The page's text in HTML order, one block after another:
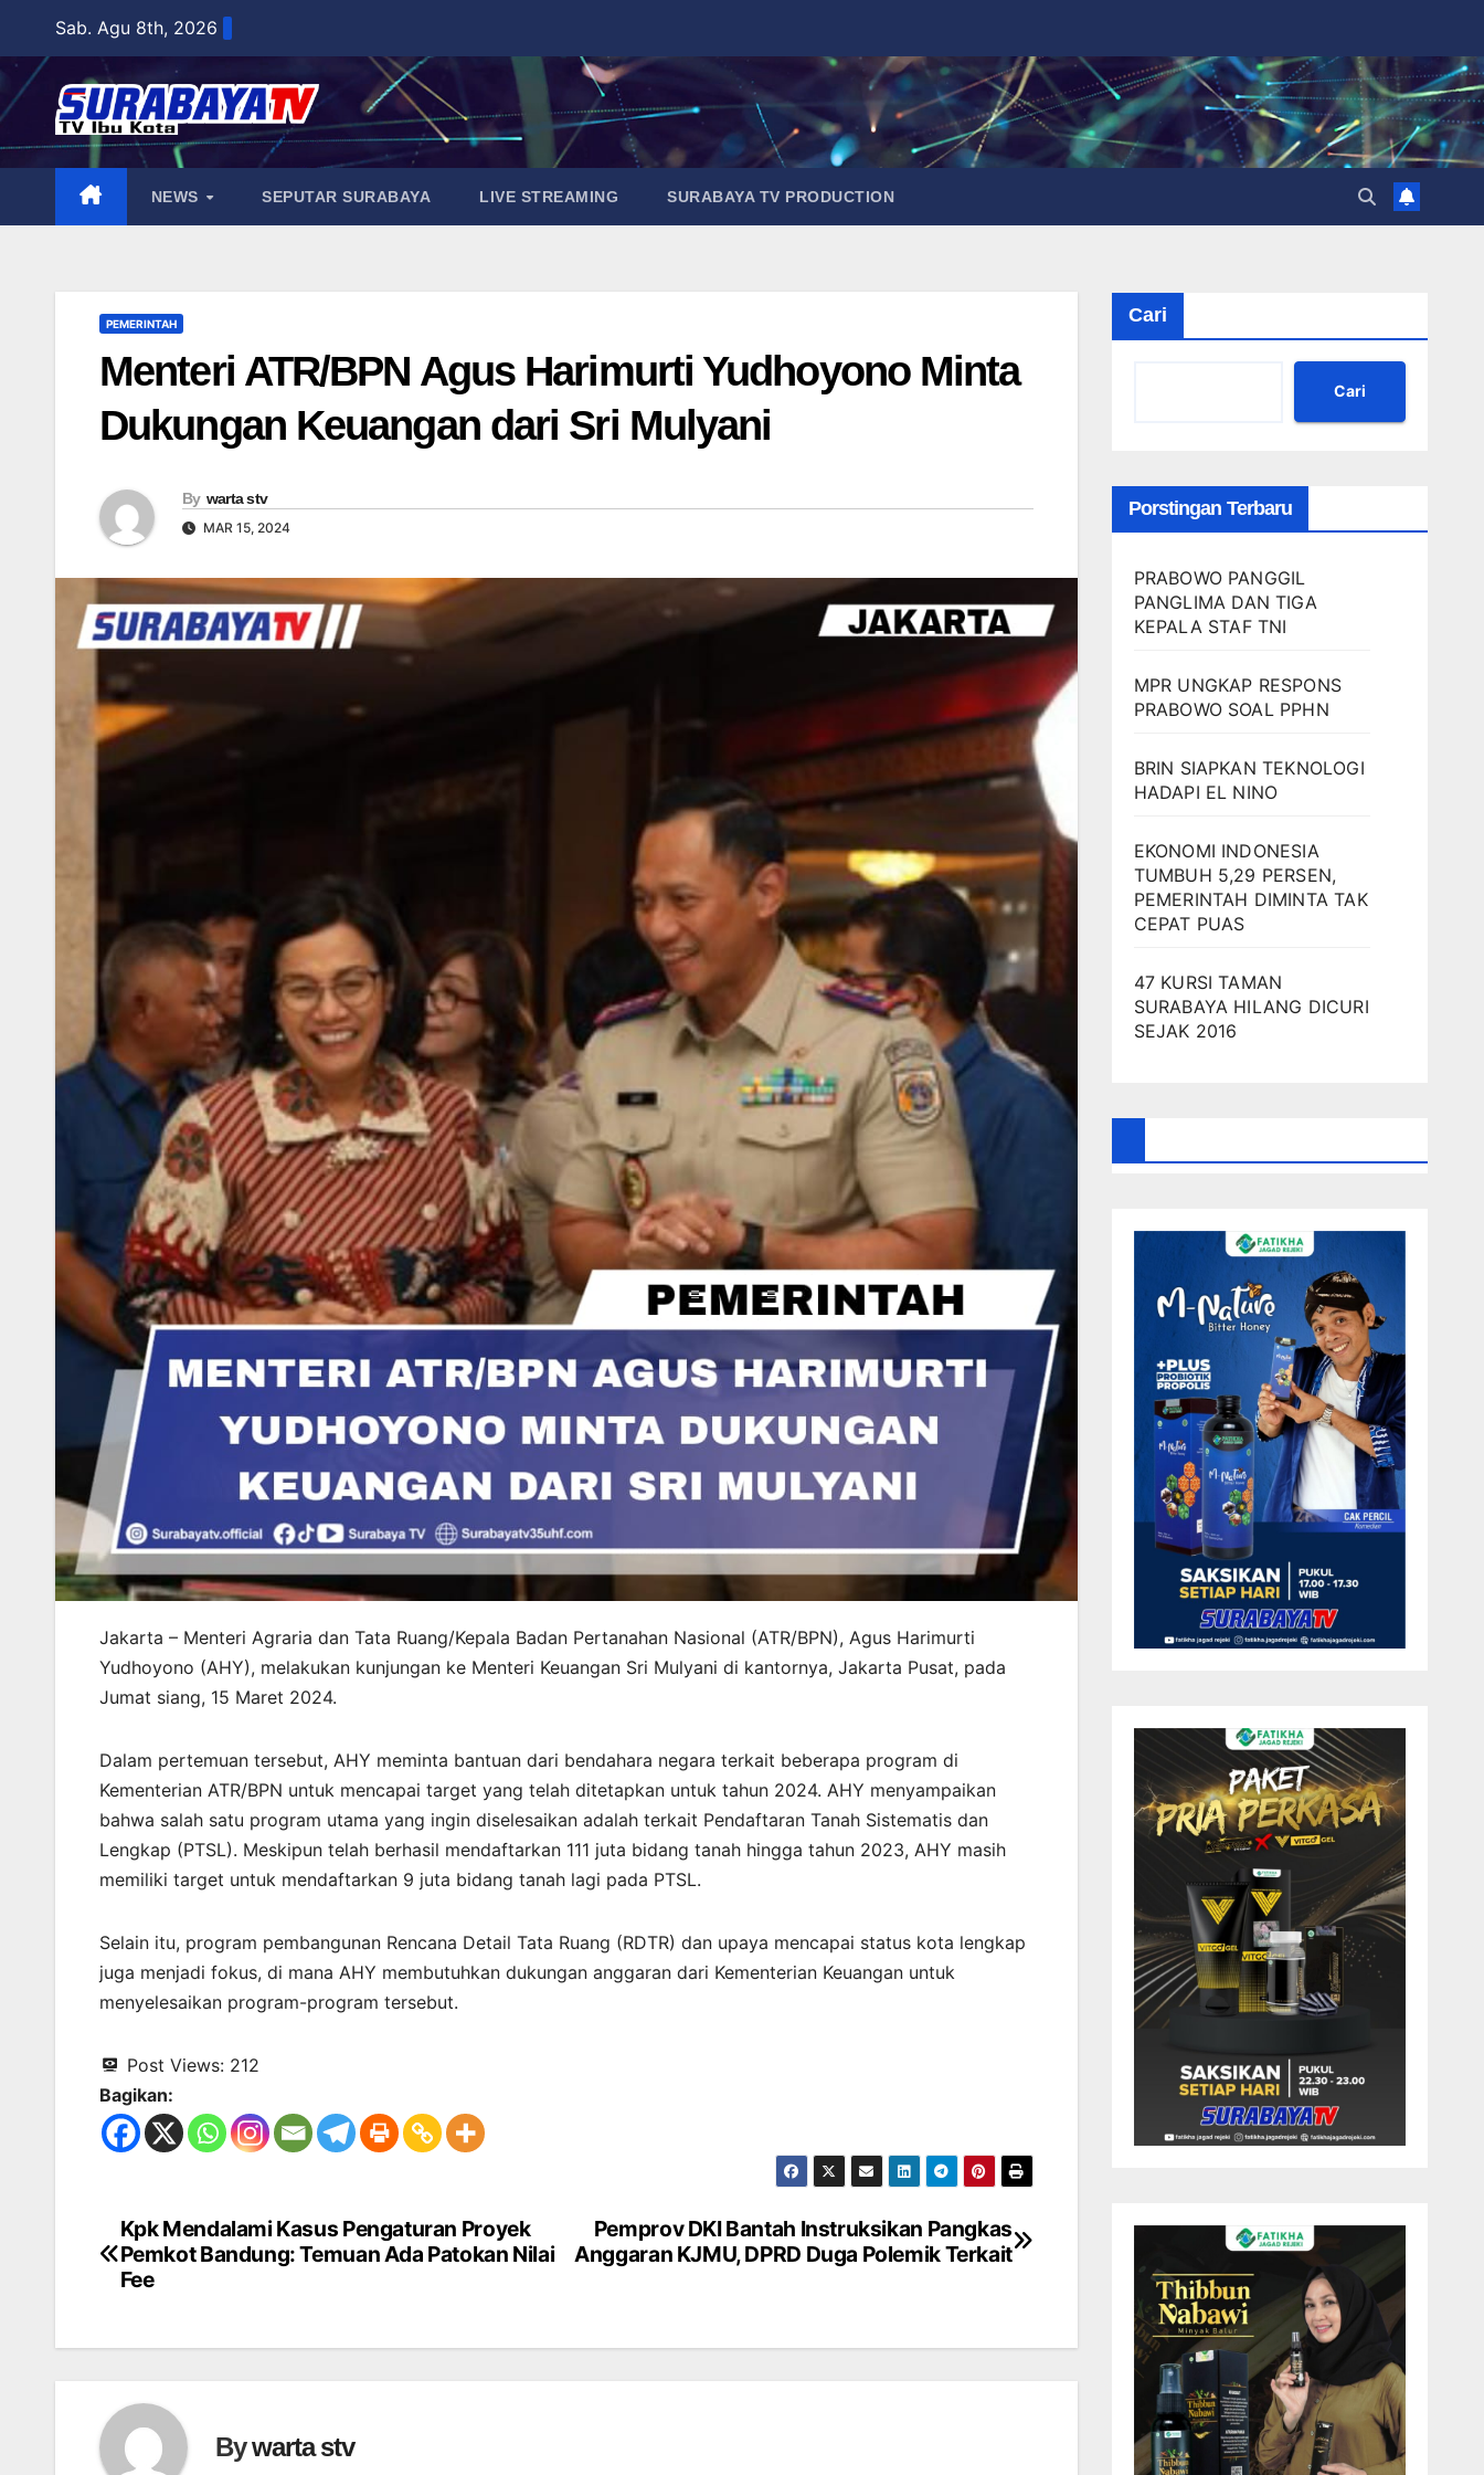
content
Sab. Agu 8th, 2026
NEWS SEPUTAR SURABAYA LIVE STREAMING SURABAYA TV PRODUCTION
PEMERINTAH
Menteri ATR/BPN Agus Harimurti Yudhoyono Minta
Dukungan Keuangan dari Sri Mulyani
By warta stv
MAR 15, 2024
Jakarta – Menteri Agraria dan Tata Ruang/Kepala Badan Pertanahan Nasional (ATR/BPN), Agus Harimurti
Yudhoyono (AHY), melakukan kunjungan ke Menteri Keuangan Sri Mulyani di kantornya, Jakarta Pusat, pada
Jumat siang, 15 Maret 2024.
Dalam pertemuan tersebut, AHY meminta bantuan dari bendahara negara terkait beberapa program di
Kementerian ATR/BPN untuk mencapai target yang telah ditetapkan untuk tahun 2024. AHY menyampaikan
bahwa salah satu program utama yang ingin diselesaikan adalah terkait Pendaftaran Tanah Sistematis dan
Lengkap (PTSL). Meskipun telah berhasil mendaftarkan 111 juta bidang tanah hingga tahun 2023, AHY masih
memiliki target untuk mendaftarkan 9 juta bidang tanah lagi pada PTSL.
Selain itu, program pembangunan Rencana Detail Tata Ruang (RDTR) dan upaya mencapai status kota lengkap
juga menjadi fokus, di mana AHY membutuhkan dukungan anggaran dari Kementerian Keuangan untuk
menyelesaikan program-program tersebut.
Post Views: 212
Bagikan:
Navigasi
pos
Pemprov DKI Bantah Instruksikan Pangkas
Anggaran KJMU, DPRD Duga Polemik Terkait
Kpk Mendalami Kasus Pengaturan Proyek
Pemkot Bandung: Temuan Ada Patokan Nilai
Fee
Bywarta stv
Cari
Cari
Porstingan Terbaru
PRABOWO PANGGIL
PANGLIMA DAN TIGA
KEPALA STAF TNI
MPR UNGKAP RESPONS
PRABOWO SOAL PPHN
BRIN SIAPKAN TEKNOLOGI
HADAPI EL NINO
EKONOMI INDONESIA
TUMBUH 5,29 PERSEN,
PEMERINTAH DIMINTA TAK
CEPAT PUAS
47 KURSI TAMAN
SURABAYA HILANG DICURI
SEJAK 2016